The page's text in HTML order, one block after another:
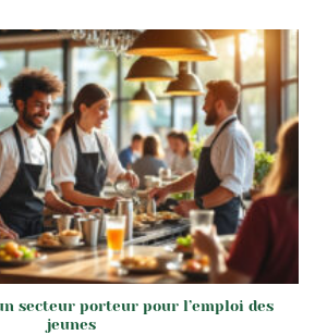
secteur porteur pour l’emploi des
jeunes